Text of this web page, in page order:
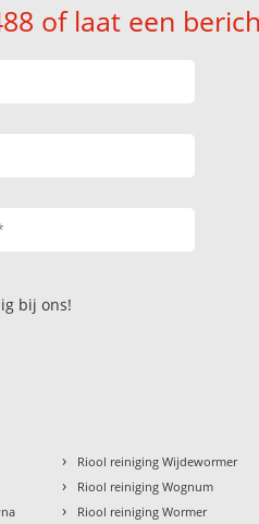
of laat een
bij ons!
› Riool reiniging Wijdewormer
› Riool reiniging Wognum
› Riool reiniging Wormer